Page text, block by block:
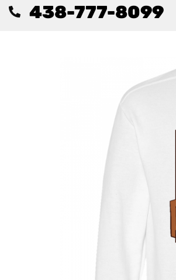
438-777-8099